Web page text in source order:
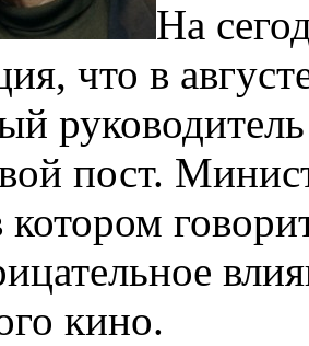
На
что в
пост.
кино.